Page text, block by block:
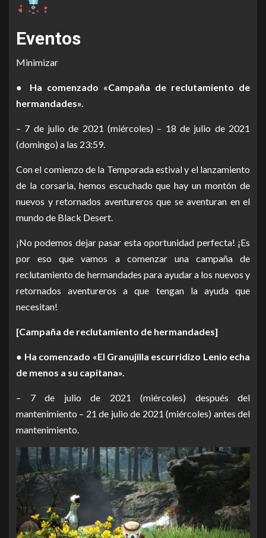
Eventos
Minimizar
● Ha comenzado «Campaña de reclutamiento de
hermandades».
– 7 de julio de 2021 (miércoles) – 18 de julio de 2021
(domingo) a las 23:59.
Con el comienzo de la Temporada estival y el lanzamiento
de la corsaria, hemos escuchado que hay un montón de
nuevos y retornados aventureros que se aventuran en el
mundo de Black Desert.
¡No podemos dejar pasar esta oportunidad perfecta! ¡Es
por eso que vamos a comenzar una campaña de
reclutamiento de hermandades para ayudar a los nuevos y
retornados aventureros a que tengan la ayuda que
necesitan!
[Campaña de reclutamiento de hermandades]
● Ha comenzado «El Granujilla escurridizo Lenio echa
de menos a su capitana».
– 7 de julio de 2021 (miércoles) después del
mantenimiento – 21 de julio de 2021 (miércoles) antes del
mantenimiento.